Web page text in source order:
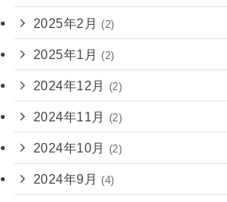
2025年2月 (2)
2025年1月 (2)
2024年12月 (2)
2024年11月 (2)
2024年10月 (2)
2024年9月 (4)